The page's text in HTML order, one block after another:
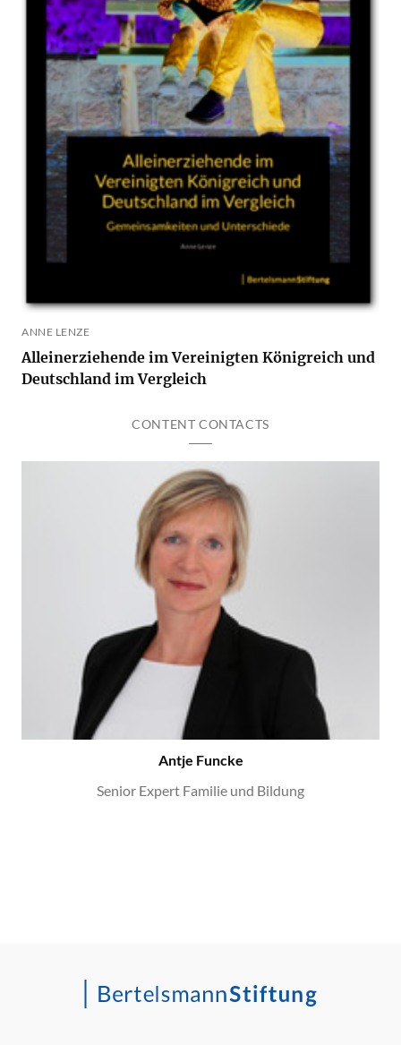
ANNE LENZE
Alleinerziehende im Vereinigten Königreich und
Deutschland im Vergleich
CONTENT CONTACTS
Antje Funcke
Senior Expert Familie und Bildung